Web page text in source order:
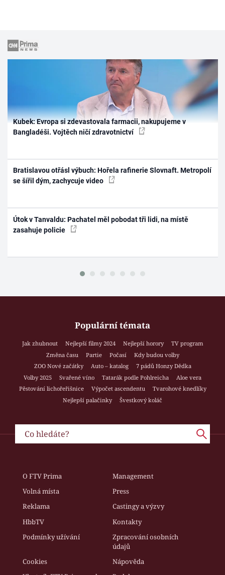
Kubek: Evropa si zdevastovala farmacii, nakupujeme v
Bangladéši. Vojtěch ničí zdravotnictví
Bratislavou otřásl výbuch: Hořela rafinerie Slovnaft. Metropolí
se šířil dým, zachycuje video
Útok v Tanvaldu: Pachatel měl pobodat tři lidi, na místě
zasahuje policie
Populární témata
Jak zhubnout Nejlepší filmy 2024 Nejlepší horory
TV program
Změna času
Partie Počasí
Kdy budou volby
ZOO Nové začátky
Auto – katalog
7 pádů Honzy Dědka
Volby 2025
Svařené víno Tatarák podle Pohlreicha
Aloe vera
Pěstování lichořeřišnice
Výpočet ascendentu
Tvarohové knedlíky
Nejlepší palačinky
Švestkový koláč
O FTV Prima
Management
Volná místa
Press
Reklama
Castingy a výzvy
HbbTV
Kontakty
Podmínky užívání
Zpracování osobních
údajů
Cookies
Nápověda